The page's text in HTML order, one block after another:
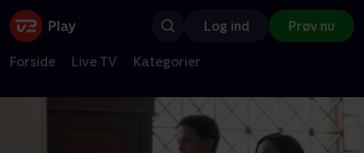
Log ind Prøv nu
Forside Live TV Kategorier